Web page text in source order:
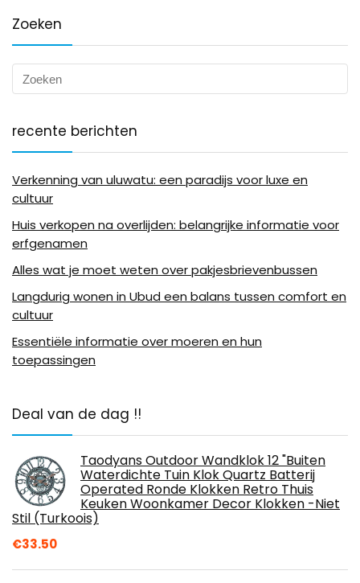
Zoeken
recente berichten
Verkenning van uluwatu: een paradijs voor luxe en
cultuur
Huis verkopen na overlijden: belangrijke informatie voor
erfgenamen
Alles wat je moet weten over pakjesbrievenbussen
Langdurig wonen in Ubud een balans tussen comfort en
cultuur
Essentiële informatie over moeren en hun
toepassingen
Deal van de dag !!
Taodyans Outdoor Wandklok 12 "Buiten
Waterdichte Tuin Klok Quartz Batterij
Operated Ronde Klokken Retro Thuis
Keuken Woonkamer Decor Klokken -Niet
Stil (Turkoois)
€33.50